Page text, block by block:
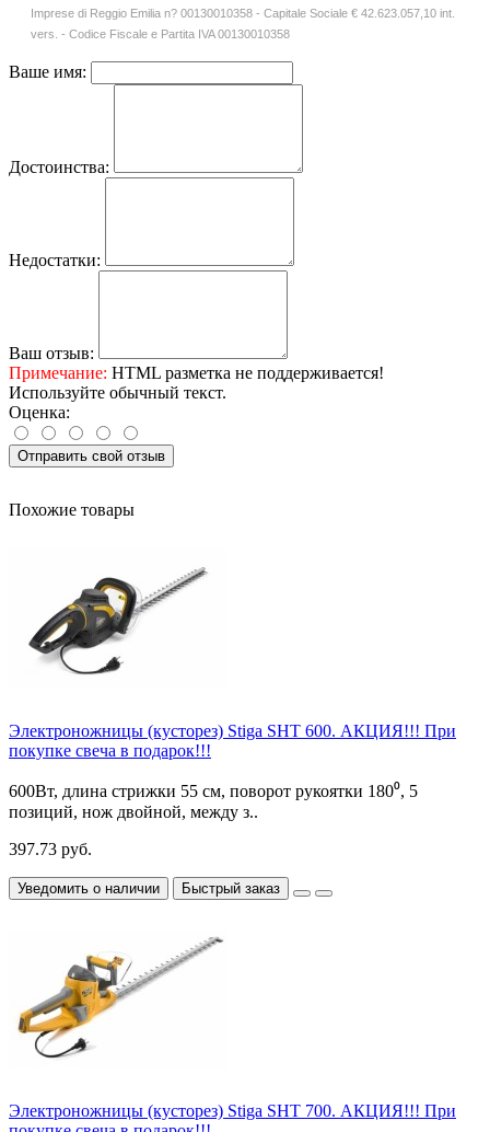
Imprese di Reggio Emilia n? 00130010358 - Capitale Sociale € 42.623.057,10 int.
vers. - Codice Fiscale e Partita IVA 00130010358
Ваше имя:
Достоинства:
Недостатки:
Ваш отзыв:
Примечание: HTML разметка не поддерживается!
Используйте обычный текст.
Оценка:
Отправить свой отзыв
Похожие товары
Электроножницы (кусторез) Stiga SHT 600. АКЦИЯ!!! При
покупке свеча в подарок!!!
600Вт, длина стрижки 55 см, поворот рукоятки 180⁰, 5
позиций, нож двойной, между з..
397.73 руб.
Уведомить о наличии Быстрый заказ
Электроножницы (кусторез) Stiga SHT 700. АКЦИЯ!!! При